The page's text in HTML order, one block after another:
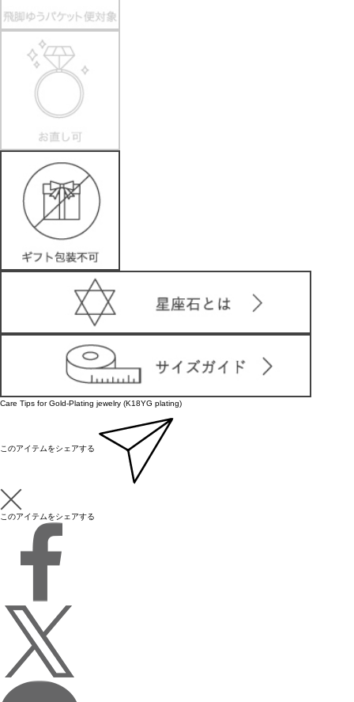
Care Tips for Gold-Plating jewelry (K18YG plating)
このアイテムをシェアする
このアイテムをシェアする